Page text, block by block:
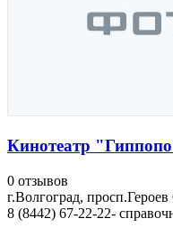
Кинотеатр
0 отзывов
г.Волгоград,
8 (8442) 67-22-22-